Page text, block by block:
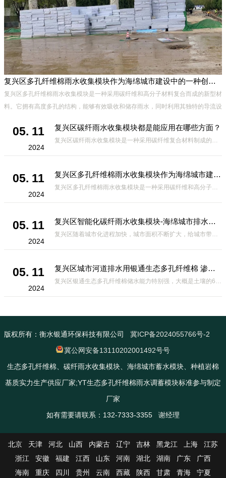
复兴区多孔纤维棉雨水收集模块作为海绵城市建设中的一种创新材料
复兴区多孔纤维棉雨水收集模块是一种采用碳纤维和高分子材料复合而成的新型材
料。它拥有高度多孔的结构，能够有效吸收和储存雨水，同时利用其独特的导流设
05. 11
2024
复兴区碳纤雨水收集模块都是能应用在哪些方面？
复兴区碳纤雨水收集模块是一种采用碳纤维复合材料制成的雨水收集装置，具有*、环保、可持续等诸多优点。这种模块的设计独特，结构轻巧且强度高，耐腐蚀，能够在各种环境条件下稳定运行。其广泛的应用领域不仅体现在城市规
05. 11
2024
复兴区多孔纤维棉雨水收集模块作为海绵城市建设中的一种创新材料
复兴区多孔纤维棉雨水收集模块是一种采用碳纤维和高分子材料复合而成的新型材料。它拥有高度多孔的结构，能够有效吸收和储存雨水，同时利用其独特的导流设计，将雨水迅速排出，有效防止城市内涝的发生。此外，该材料还具有
05. 11
2024
复兴区智能化碳纤雨水收集模块-海绵城市排水蓄水系统的优选项
复兴区随着城市化进程加快，城市面积不断扩大，给城市带来的问题也随之增加。其中之一就是水资源的短缺。雨水收集是一种解决城市水资源短缺的有效途径。在雨水收集技术中，智能化碳纤雨水收集模块的出现，为解决城市水资源
05. 11
2024
复兴区城市河道排水用银通生态多孔纤维棉 渗透性好重量轻
复兴区银通生态多孔纤维棉储水能力特别强，大概是土壤的6倍，所以在下暴雨或者是严重的雨雪天气时，能将降水量很好的吸收掉，到了天气晴朗之后又会将这些水分蒸发到空气中。这种材料在绿化环保上能起到很大的作用，能够大
版权所有：衡水银通环保科技有限公司
冀ICP备2024055766号-2
冀公网安备13110202001492号号
生态多孔纤维棉、碳纤雨水收集模块、海绵城市蓄水模块、种植岩棉
基质实力生产供应厂家;YT生态多孔纤维棉雨水调蓄模块标准参与制定
厂家
如有需要请联系：132-7333-3355 谢经理
北京 天津 河北 山西 内蒙古 辽宁 吉林 黑龙江 上海
江苏
浙江
安徽 福建 江西 山东 河南 湖北 湖南 广东
广西
海南
重庆 四川 贵州 云南 西藏 陕西 甘肃 青海 宁夏